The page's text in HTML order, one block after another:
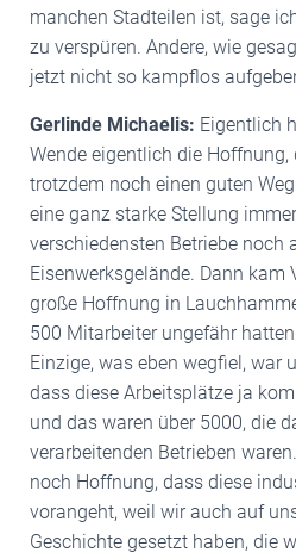
manchen Stadteilen ist, sage
zu verspüren. Andere, wie
jetzt nicht so kampflos
Gerlinde Michaelis: Eigentlich
Wende eigentlich die
trotzdem noch einen guten
eine ganz starke Stellung
verschiedensten Betriebe noch
Eisenwerksgelände. Dann kam
große Hoffnung in
500 Mitarbeiter ungefähr
Einzige, was eben wegfiel, war
dass diese Arbeitsplätze ja
und das waren über 5000, die
verarbeitenden Betrieben
noch Hoffnung, dass diese
vorangeht, weil wir auch auf
Geschichte gesetzt haben, die